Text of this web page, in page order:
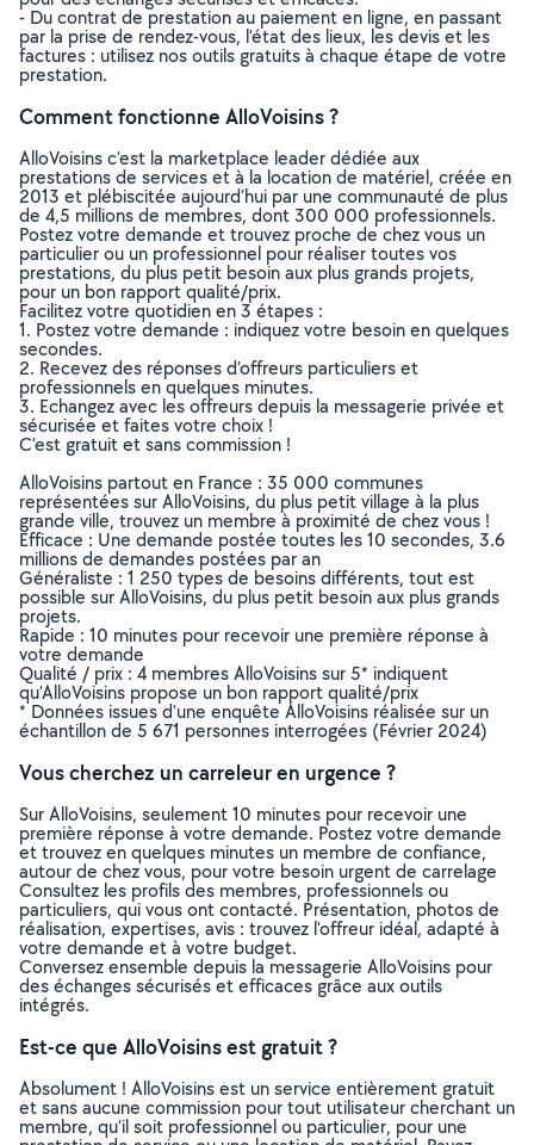
- Du contrat de prestation au paiement en ligne, en passant
par la prise de rendez-vous, l’état des lieux, les devis et les
factures : utilisez nos outils gratuits à chaque étape de votre
prestation.
Comment fonctionne AlloVoisins ?
AlloVoisins c’est la marketplace leader dédiée aux
prestations de services et à la location de matériel, créée en
2013 et plébiscitée aujourd’hui par une communauté de plus
de 4,5 millions de membres, dont 300 000 professionnels.
Postez votre demande et trouvez proche de chez vous un
particulier ou un professionnel pour réaliser toutes vos
prestations, du plus petit besoin aux plus grands projets,
pour un bon rapport qualité/prix.
Facilitez votre quotidien en 3 étapes :
1. Postez votre demande : indiquez votre besoin en quelques
secondes.
2. Recevez des réponses d’offreurs particuliers et
professionnels en quelques minutes.
3. Echangez avec les offreurs depuis la messagerie privée et
sécurisée et faites votre choix !
C’est gratuit et sans commission !
AlloVoisins partout en France : 35 000 communes
représentées sur AlloVoisins, du plus petit village à la plus
grande ville, trouvez un membre à proximité de chez vous !
Efficace : Une demande postée toutes les 10 secondes, 3.6
millions de demandes postées par an
Généraliste : 1 250 types de besoins différents, tout est
possible sur AlloVoisins, du plus petit besoin aux plus grands
projets.
Rapide : 10 minutes pour recevoir une première réponse à
votre demande
Qualité / prix : 4 membres AlloVoisins sur 5* indiquent
qu’AlloVoisins propose un bon rapport qualité/prix
* Données issues d’une enquête AlloVoisins réalisée sur un
échantillon de 5 671 personnes interrogées (Février 2024)
Vous cherchez un carreleur en urgence ?
Sur AlloVoisins, seulement 10 minutes pour recevoir une
première réponse à votre demande. Postez votre demande
et trouvez en quelques minutes un membre de confiance,
autour de chez vous, pour votre besoin urgent de carrelage
Consultez les profils des membres, professionnels ou
particuliers, qui vous ont contacté. Présentation, photos de
réalisation, expertises, avis : trouvez l'offreur idéal, adapté à
votre demande et à votre budget.
Conversez ensemble depuis la messagerie AlloVoisins pour
des échanges sécurisés et efficaces grâce aux outils
intégrés.
Est-ce que AlloVoisins est gratuit ?
Absolument ! AlloVoisins est un service entièrement gratuit
et sans aucune commission pour tout utilisateur cherchant un
membre, qu’il soit professionnel ou particulier, pour une